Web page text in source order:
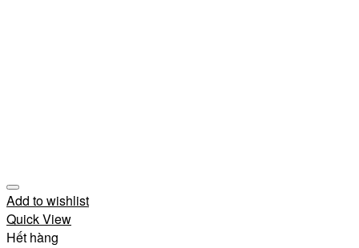
Add to wishlist
Quick View
Hết hàng